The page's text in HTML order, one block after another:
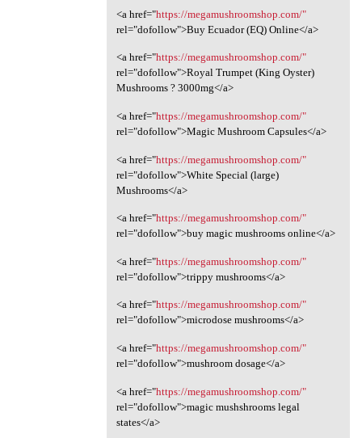
<a href="https://megamushroomshop.com/"
rel="dofollow">Buy Ecuador (EQ) Online</a>
<a href="https://megamushroomshop.com/"
rel="dofollow">Royal Trumpet (King Oyster)
Mushrooms ? 3000mg</a>
<a href="https://megamushroomshop.com/"
rel="dofollow">Magic Mushroom Capsules</a>
<a href="https://megamushroomshop.com/"
rel="dofollow">White Special (large)
Mushrooms</a>
<a href="https://megamushroomshop.com/"
rel="dofollow">buy magic mushrooms online</a>
<a href="https://megamushroomshop.com/"
rel="dofollow">trippy mushrooms</a>
<a href="https://megamushroomshop.com/"
rel="dofollow">microdose mushrooms</a>
<a href="https://megamushroomshop.com/"
rel="dofollow">mushroom dosage</a>
<a href="https://megamushroomshop.com/"
rel="dofollow">magic mushshrooms legal
states</a>